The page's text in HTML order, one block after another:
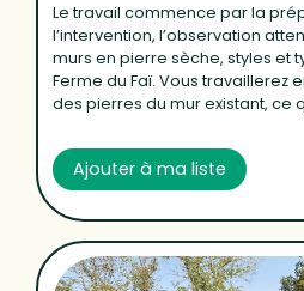
Le travail commence par la
l’intervention, l’observation
murs en pierre sèche, styles et
Ferme du Faï. Vous travaillerez
des pierres du mur existant, ce
Ajouter à ma liste